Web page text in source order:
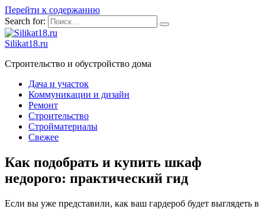
Перейти к содержанию
Search for:
Silikat18.ru
Строительство и обустройство дома
Дача и участок
Коммуникации и дизайн
Ремонт
Строительство
Стройматериалы
Свежее
Как подобрать и купить шкаф
недорого: практический гид
Если вы уже представили, как ваш гардероб будет выглядеть в